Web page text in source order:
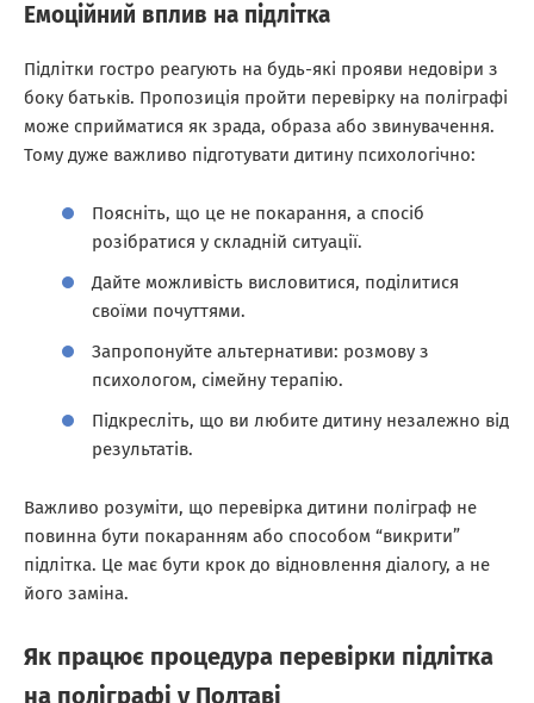
Емоційний вплив на підлітка
Підлітки гостро реагують на будь-які прояви недовіри з
боку батьків. Пропозиція пройти перевірку на поліграфі
може сприйматися як зрада, образа або звинувачення.
Тому дуже важливо підготувати дитину психологічно:
Поясніть, що це не покарання, а спосіб
розібратися у складній ситуації.
Дайте можливість висловитися, поділитися
своїми почуттями.
Запропонуйте альтернативи: розмову з
психологом, сімейну терапію.
Підкресліть, що ви любите дитину незалежно від
результатів.
Важливо розуміти, що перевірка дитини поліграф не
повинна бути покаранням або способом “викрити”
підлітка. Це має бути крок до відновлення діалогу, а не
його заміна.
Як працює процедура перевірки підлітка
на поліграфі у Полтаві